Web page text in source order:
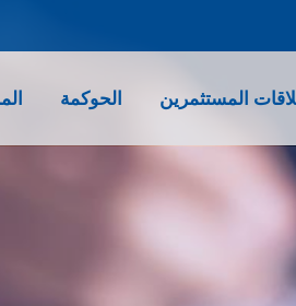
المستثمرين الحوكمة